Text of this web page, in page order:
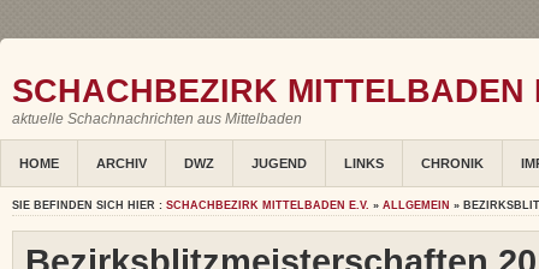
SCHACHBEZIRK MITTELBADEN
aktuelle Schachnachrichten aus Mittelbaden
HOME ARCHIV DWZ JUGEND LINKS CHRONIK
SIE BEFINDEN SICH HIER : SCHACHBEZIRK MITTELBADEN E.V. » ALLGEMEIN »